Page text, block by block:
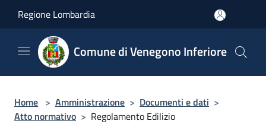
Regione Lombardia
Comune di Venegono Inferiore
Home > Amministrazione > Documenti e dati >
Atto normativo > Regolamento Edilizio